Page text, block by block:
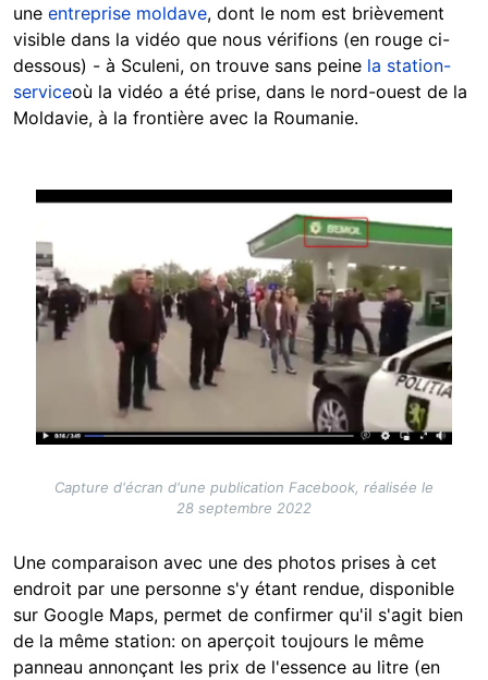
une entreprise moldave, dont le nom est brièvement
visible dans la vidéo que nous vérifions (en rouge ci-
dessous) - à Sculeni, on trouve sans peine la station-
serviceoù la vidéo a été prise, dans le nord-ouest de la
Moldavie, à la frontière avec la Roumanie.
Image
Capture d'écran d'une publication Facebook, réalisée le
28 septembre 2022
Une comparaison avec une des photos prises à cet
endroit par une personne s'y étant rendue, disponible
sur Google Maps, permet de confirmer qu'il s'agit bien
de la même station: on aperçoit toujours le même
panneau annonçant les prix de l'essence au litre (en